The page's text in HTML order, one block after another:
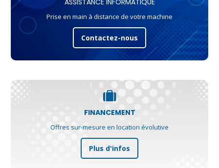
Prise en main à distance de votre machine
Contactez-nous
FINANCEMENT
Offres sur-mesure en location évolutive
Plus d'infos